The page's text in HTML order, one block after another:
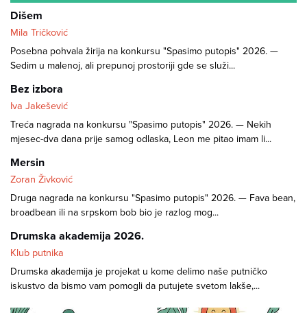
Dišem
Mila Tričković
Posebna pohvala žirija na konkursu "Spasimo putopis" 2026. —
Sedim u malenoj, ali prepunoj prostoriji gde se služi...
Bez izbora
Iva Jakešević
Treća nagrada na konkursu "Spasimo putopis" 2026. — Nekih
mjesec-dva dana prije samog odlaska, Leon me pitao imam li...
Mersin
Zoran Živković
Druga nagrada na konkursu "Spasimo putopis" 2026. — Fava bean,
broadbean ili na srpskom bob bio je razlog mog...
Drumska akademija 2026.
Klub putnika
Drumska akademija je projekat u kome delimo naše putničko
iskustvo da bismo vam pomogli da putujete svetom lakše,...